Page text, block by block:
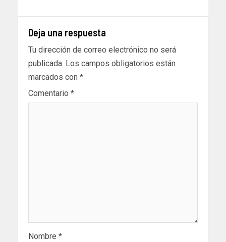
Deja una respuesta
Tu dirección de correo electrónico no será
publicada. Los campos obligatorios están
marcados con *
Comentario *
Nombre *